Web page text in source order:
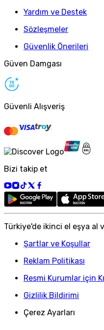
Yardım ve Destek
Sözleşmeler
Güvenlik Önerileri
Güven Damgası
Güvenli Alışveriş
Bizi takip et
Türkiye'de ikinci el eşya al
Şartlar ve Koşullar
Reklam Politikası
Resmi Kurumlar için
Gizlilik Bildirimi
Çerez Ayarları